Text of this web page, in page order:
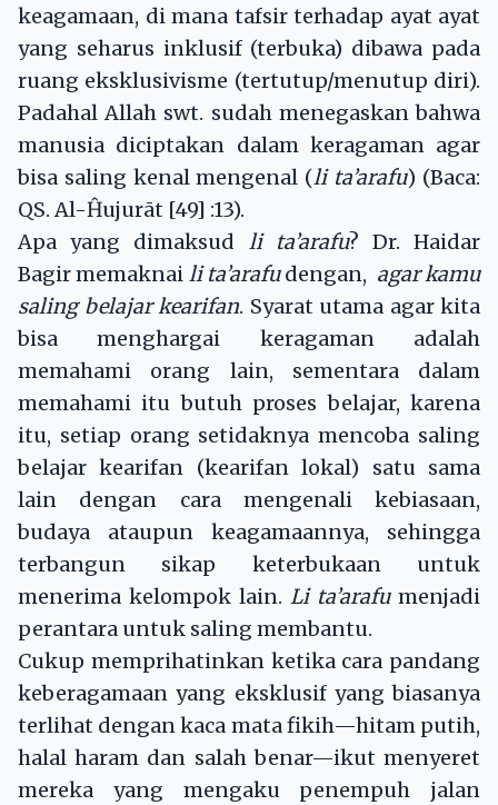
keagamaan, di mana tafsir terhadap ayat ayat
yang seharus inklusif (terbuka) dibawa pada
ruang eksklusivisme (tertutup/menutup diri).
Padahal Allah swt. sudah menegaskan bahwa
manusia diciptakan dalam keragaman agar
bisa saling kenal mengenal (li ta’arafu) (Baca:
QS. Al-Ĥujurāt [49] :13).
Apa yang dimaksud li ta’arafu? Dr. Haidar
Bagir memaknai li ta’arafudengan, agar kamu
saling belajar kearifan. Syarat utama agar kita
bisa menghargai keragaman adalah
memahami orang lain, sementara dalam
memahami itu butuh proses belajar, karena
itu, setiap orang setidaknya mencoba saling
belajar kearifan (kearifan lokal) satu sama
lain dengan cara mengenali kebiasaan,
budaya ataupun keagamaannya, sehingga
terbangun sikap keterbukaan untuk
menerima kelompok lain. Li ta’arafumenjadi
perantara untuk saling membantu.
Cukup memprihatinkan ketika cara pandang
keberagamaan yang eksklusif yang biasanya
terlihat dengan kaca mata fikih—hitam putih,
halal haram dan salah benar—ikut menyeret
mereka yang mengaku penempuh jalan